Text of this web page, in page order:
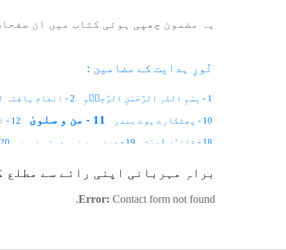
یہ مضمون چھپی ہوئی کتاب میں ان
نُورِ ہدایت کے مضامین :
1 - بِسْمِ اللہِ الرَّحْمٰنِ الرَّحِیۡمِ 2 - انعام یافتہ لوگ
10 - پھٹکارے ہوے بندر 11 - من و سلویٰ 12 - اللہ دیکھ رہا ہے
18 - قانوُنِ قُدرَت 19 - دین میں زبردستی نہیں 20 - حضرت ابراہیم علیہ السلام کا نمرود سےمکالمہ
28 - حضرت عیسیٰ علیہ السلام کا معجزہ
29 - تخلیق کا عِلم
براہِ مہربانی اپنی رائے سے مطلع
Error: Contact form not found.